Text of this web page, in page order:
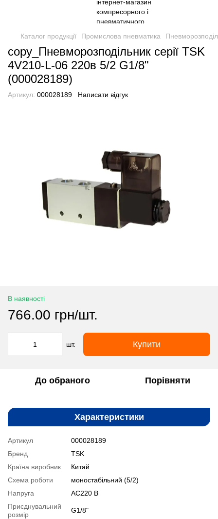
Каталог продукції Промислова пневматика
copy_Пневморозподільник серії TSK
4V210-L-06 220в 5/2 G1/8"
(000028189)
Артикул: 000028189 Написати відгук
В наявності
766.00 грн/шт.
шт. Купити
До обраного Порівняти
Характеристики
Артикул
000028189
Бренд
TSK
Країна виробник
Китай
Схема роботи
моностабільний (5/2)
Напруга
AC220 В
Приєднувальний
розмір
G1/8"